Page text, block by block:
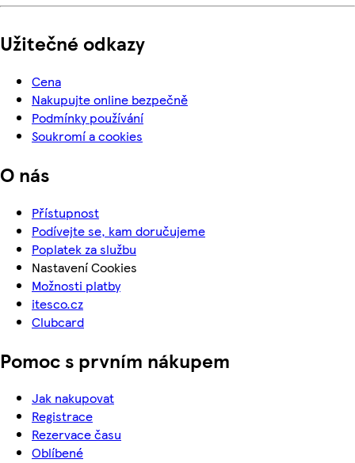
Užitečné odkazy
Cena
Nakupujte online bezpečně
Podmínky používání
Soukromí a cookies
O nás
Přístupnost
Podívejte se, kam doručujeme
Poplatek za službu
Nastavení Cookies
Možnosti platby
itesco.cz
Clubcard
Pomoc s prvním nákupem
Jak nakupovat
Registrace
Rezervace času
Oblíbené